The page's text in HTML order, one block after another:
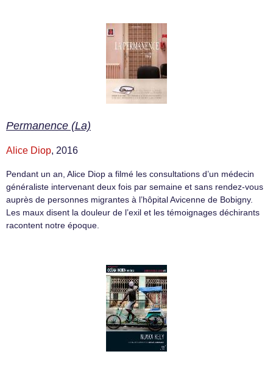
Permanence (La)
Alice Diop, 2016
Pendant un an, Alice Diop a filmé les consultations d’un médecin
généraliste intervenant deux fois par semaine et sans rendez-vous
auprès de personnes migrantes à l’hôpital Avicenne de Bobigny.
Les maux disent la douleur de l’exil et les témoignages déchirants
racontent notre époque.